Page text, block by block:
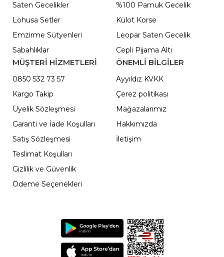
Saten Gecelikler
Lohusa Setler
Emzirme Sütyenleri
Sabahlıklar
%100 Pamuk Gecelik
Külot Korse
Leopar Saten Gecelik
Cepli Pijama Altı
MÜŞTERİ HİZMETLERİ
0850 532 73 57
Kargo Takip
Üyelik Sözleşmesi
Garanti ve İade Koşulları
Satış Sözleşmesi
Teslimat Koşulları
Gizlilik ve Güvenlik
Ödeme Seçenekleri
ÖNEMLI BILGILER
Ayyıldız KVKK
Çerez politikası
Mağazalarımız
Hakkımızda
İletişim